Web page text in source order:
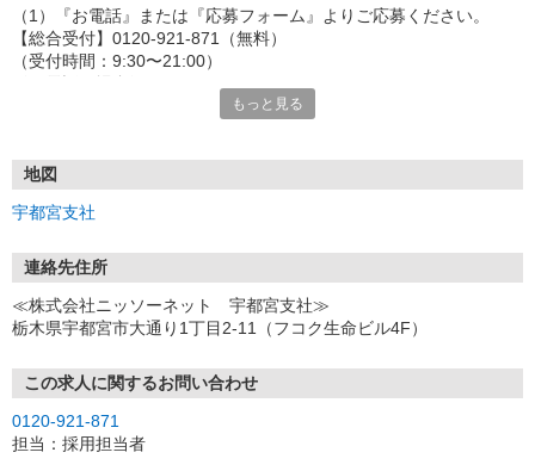
（1）『お電話』または『応募フォーム』よりご応募ください。
【総合受付】0120-921-871（無料）
（受付時間：9:30〜21:00）
「e-aidemを見て」とお伝えいただけるとスムーズです。
◎応募フォームからのご応募は24時間受付中です！
（2）面談・登録の実施
ご都合のよいお日にちをお聞かせください。
↓
（3）選考・お仕事のご案内
↓
※紹介予定派遣・職業紹介などで、正職員登用前提でのお仕事も可
能です。
もっと見る
地図
宇都宮支社
連絡先住所
≪株式会社ニッソーネット 宇都宮支社≫
栃木県宇都宮市大通り1丁目2-11（フコク生命ビル4F）
この求人に関するお問い合わせ
0120-921-871
担当：採用担当者